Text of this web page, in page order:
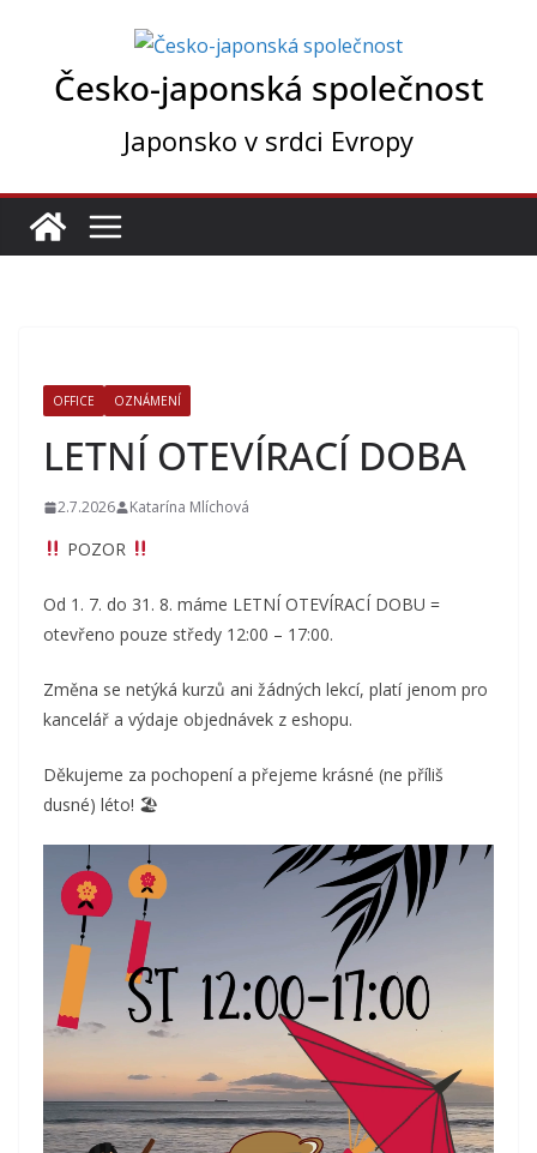
Česko-japonská společnost
Japonsko v srdci Evropy
OFFICE OZNÁMENÍ
LETNÍ OTEVÍRACÍ DOBA
2.7.2026 Katarína Mlíchová
POZOR
Od 1. 7. do 31. 8. máme LETNÍ OTEVÍRACÍ DOBU =
otevřeno pouze středy 12:00 – 17:00.
Změna se netýká kurzů ani žádných lekcí, platí jenom pro
kancelář a výdaje objednávek z eshopu.
Děkujeme za pochopení a přejeme krásné (ne příliš
dusné) léto! 🏖